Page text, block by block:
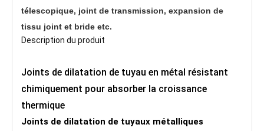
télescopique, joint de transmission, expansion de
tissu joint et bride etc.
Description du produit
Joints de dilatation de tuyau en métal résistant
chimiquement pour absorber la croissance
thermique
Joints de dilatation de tuyaux métalliques